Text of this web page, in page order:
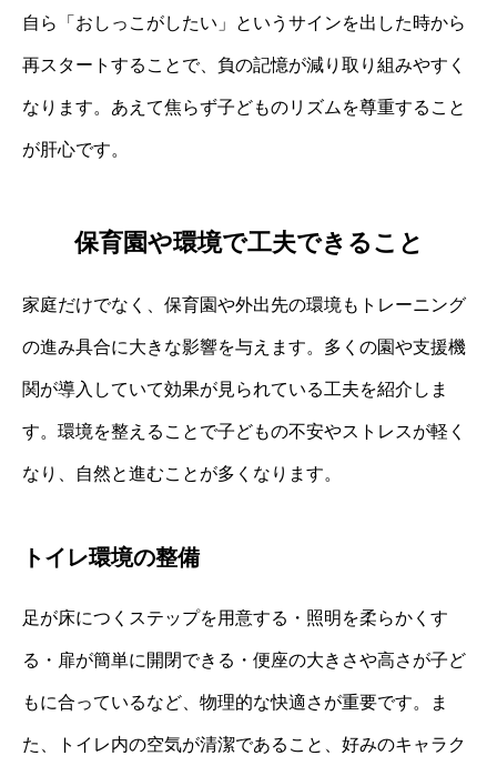
自ら「おしっこがしたい」というサインを出した時から
再スタートすることで、負の記憶が減り取り組みやすく
なります。あえて焦らず子どものリズムを尊重すること
が肝心です。
保育園や環境で工夫できること
家庭だけでなく、保育園や外出先の環境もトレーニング
の進み具合に大きな影響を与えます。多くの園や支援機
関が導入していて効果が見られている工夫を紹介しま
す。環境を整えることで子どもの不安やストレスが軽く
なり、自然と進むことが多くなります。
トイレ環境の整備
足が床につくステップを用意する・照明を柔らかくす
る・扉が簡単に開閉できる・便座の大きさや高さが子ど
もに合っているなど、物理的な快適さが重要です。ま
た、トイレ内の空気が清潔であること、好みのキャラク